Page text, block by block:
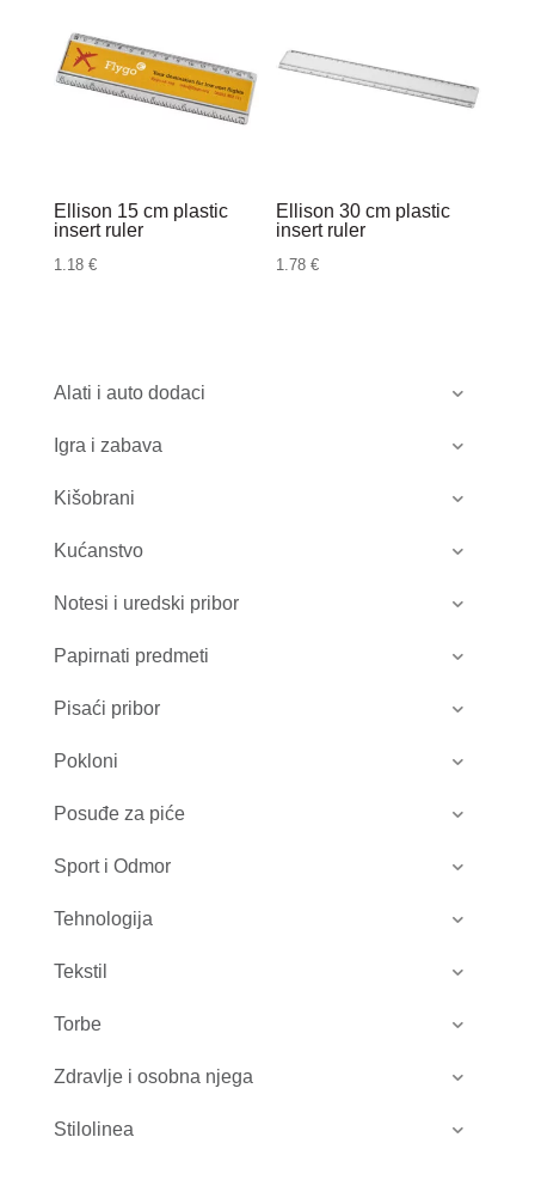
Alati i auto dodaci
Igra i zabava
Kišobrani
Kućanstvo
Notesi i uredski pribor
Papirnati predmeti
Pisaći pribor
Pokloni
Posuđe za piće
Sport i Odmor
Tehnologija
Tekstil
Torbe
Zdravlje i osobna njega
Stilolinea
Ellison 15 cm plastic
insert ruler
1.18 €
Ellison 30 cm plastic
insert ruler
1.78€